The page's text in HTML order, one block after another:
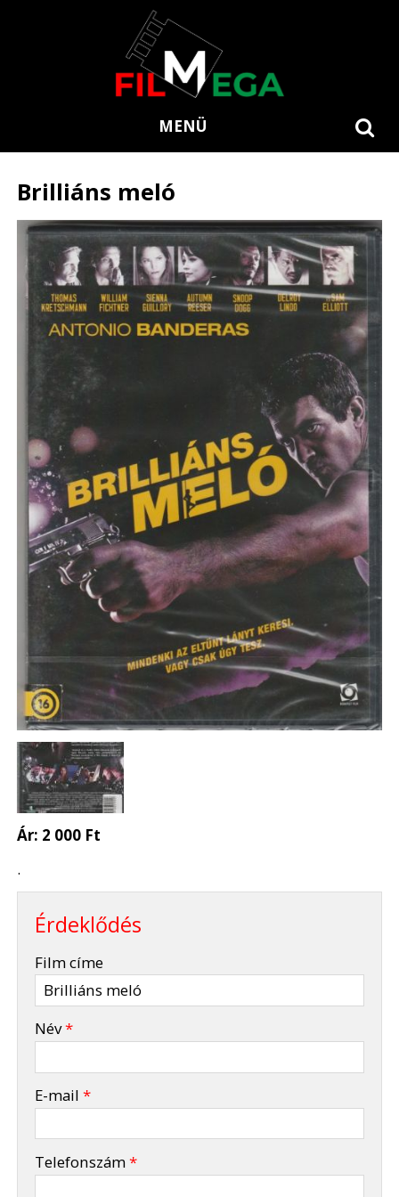
MENÜ
Brilliáns meló
Ár: 2 000 Ft
.
Érdeklődés
Film címe
Név*
E-mail*
Telefonszám*